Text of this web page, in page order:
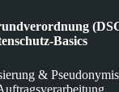
Basics
&